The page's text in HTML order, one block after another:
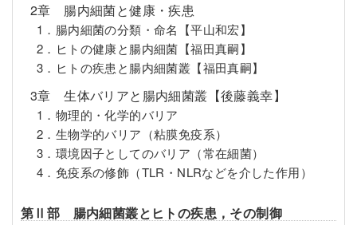
2章 腸内細菌と健康・疾患
1．腸内細菌の分類・命名【平山和宏】
2．ヒトの健康と腸内細菌【福田真嗣】
3．ヒトの疾患と腸内細菌叢【福田真嗣】
3章 生体バリアと腸内細菌叢【後藤義幸】
1．物理的・化学的バリア
2．生物学的バリア（粘膜免疫系）
3．環境因子としてのバリア（常在細菌）
4．免疫系の修飾（TLR・NLRなどを介した作用）
第Ⅱ部 腸内細菌叢とヒトの疾患，その制御